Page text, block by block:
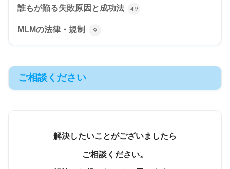
誰もが陥る失敗原因と成功法 49
MLMの法律・規制 9
ご相談ください
解決したいことがございましたら
ご相談ください。